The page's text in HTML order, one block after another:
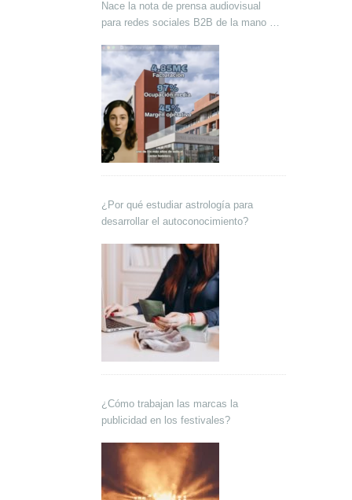
Nace la nota de prensa audiovisual
para redes sociales B2B de la mano de
¿Por qué estudiar astrología para
desarrollar el autoconocimiento?
¿Cómo trabajan las marcas la
publicidad en los festivales?